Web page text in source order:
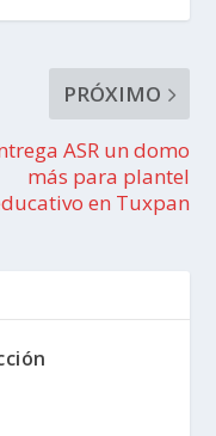
PRÓXIMO
ASR un domo
más para plantel
en Tuxpan